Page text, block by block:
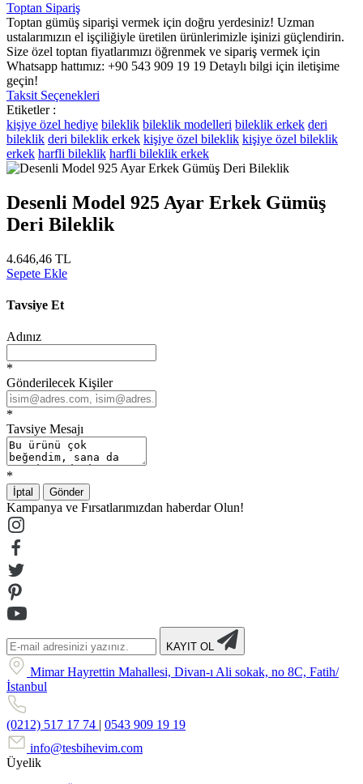
Toptan Sipariş
Toptan gümüş siparişi vermek için doğru yerdesiniz! Uzman
ustalarımızın el işçiliğiyle üretilen ürünlerimizle işinizi güçlendirin.
Size özel toptan fiyatlarımızı öğrenmek ve sipariş vermek için
Whatsapp hattımız: +90 543 909 19 19 Detaylı bilgi için iletişime
geçin!
Taksit Seçenekleri
Etiketler :
kişiye özel hediye bileklik bileklik modelleri bileklik erkek deri
bileklik deri bileklik erkek kişiye özel bileklik kişiye özel bileklik
erkek harfli bileklik harfli bileklik erkek
Desenli Model 925 Ayar Erkek Gümüş
Deri Bileklik
4.646,46 TL
Sepete Ekle
Tavsiye Et
Adınız
*
Gönderilecek Kişiler
*
Tavsiye Mesajı
*
İptal Gönder
Kampanya ve Fırsatlarımızdan haberdar Olun!
KAYIT OL
Mimar Hayrettin Mahallesi, Divan-ı Ali sokak, no 8C, Fatih/
İstanbul
(0212) 517 17 74
0543 909 19 19
info@tesbihevim.com
Üyelik